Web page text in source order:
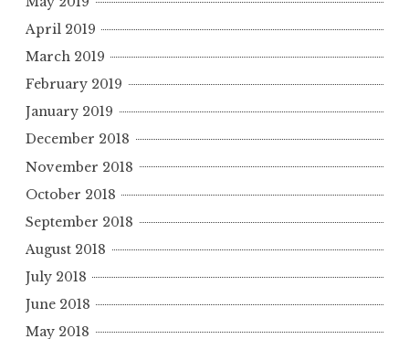
April 2019
March 2019
February 2019
January 2019
December 2018
November 2018
October 2018
September 2018
August 2018
July 2018
June 2018
May 2018